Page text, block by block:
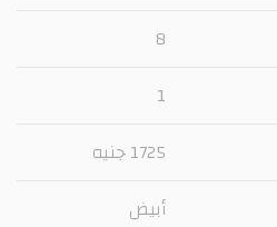
8
1
1725 جنيه
أبيض